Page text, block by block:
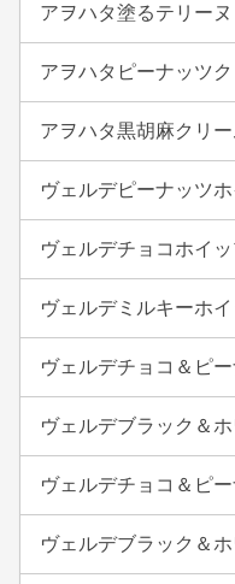
アヲハタ塗るテリー
アヲハタピーナッツ
アヲハタ黒胡麻クリ
ヴェルデピーナッツ
ヴェルデチョコホイ
ヴェルデミルキーホ
ヴェルデチョコ＆ピ
ヴェルデブラック＆
ヴェルデチョコ＆ピ
ヴェルデブラック＆